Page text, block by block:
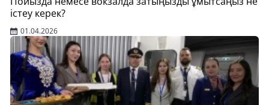
істеу керек?
01.04.2026